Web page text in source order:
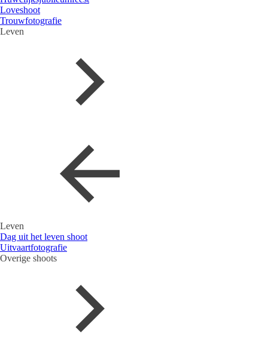
Loveshoot
Trouwfotografie
Leven
Leven
Dag uit het leven shoot
Uitvaartfotografie
Overige shoots